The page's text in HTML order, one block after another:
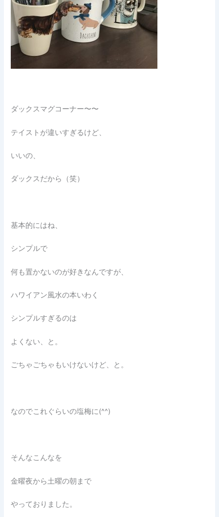
ダックスマグコーナー〜〜
テイストが違いすぎるけど、
いいの、
ダックスだから（笑）
基本的にはね、
シンプルで
何も置かないのが好きなんですが、
ハワイアン風水の本いわく
シンプルすぎるのは
よくない、と。
ごちゃごちゃもいけないけど、と。
なのでこれぐらいの塩梅に(^^)
そんなこんなを
金曜夜から土曜の朝まで
やっておりました。